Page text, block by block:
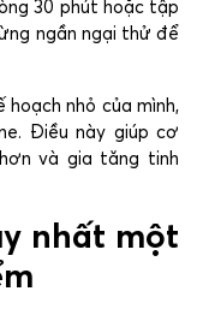
30 phút hoặc tập
ngần ngại thử để
hoạch nhỏ của mình,
Điều này giúp cơ
và gia tăng tinh
nhất một